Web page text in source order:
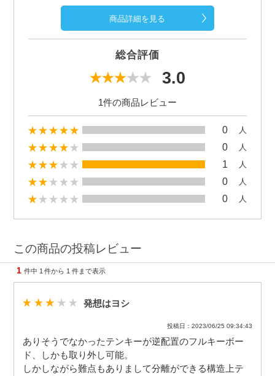
商品詳細を見る
総合評価
3.0
1件の商品レビュー
0 人
0 人
1 人
0 人
0 人
この商品の投稿レビュー
1 件中 1 件から 1 件まで表示
発想はヨシ
投稿日：2023/06/25 09:34:43
ありそうでなかったテンキーが逆配置のフルキーボー
ド、しかも取り外し可能。
しかしながら難点もありまして分離ができる構造上テ